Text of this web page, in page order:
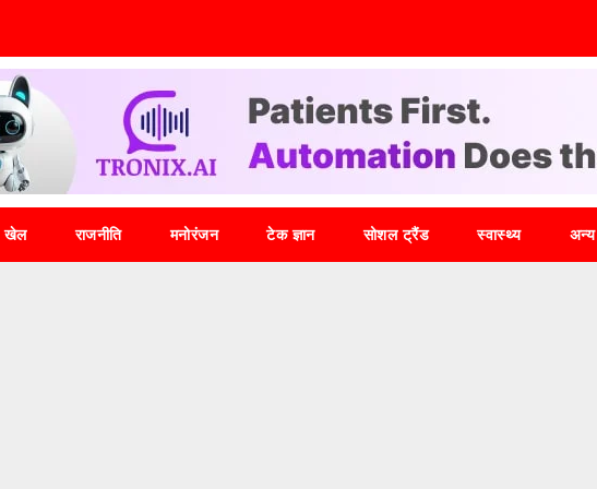
खेल राजनीति मनोरंजन टेक ज्ञान सोशल ट्रैंड स्वास्थ्य अन्य